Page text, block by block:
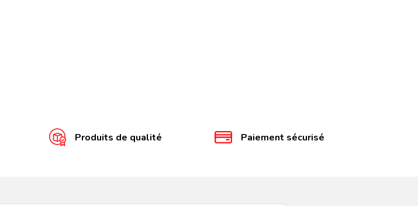
Produits de qualité Paiement sécurisé